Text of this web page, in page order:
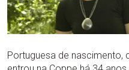
Portuguesa de nascimento,